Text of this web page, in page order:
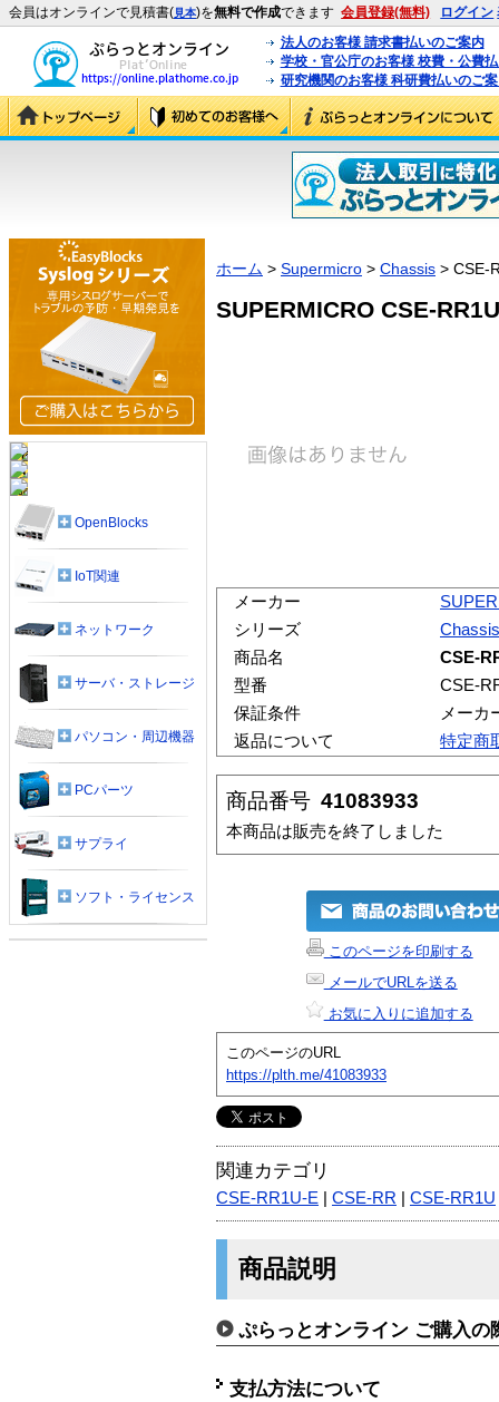
会員はオンラインで見積書(見本)を無料で作成できます 会員登録(無料) ログイン
法人のお客様 請求書払いのご案内
学校・官公庁のお客様 校費・公費
研究機関のお客様 科研費払いのご
ホーム > Supermicro > Chassis > CSE-
SUPERMICRO CSE-
メーカー
シリーズ
Chassis
商品名
CSE-
型番
CSE-
保証条件
メーカ
返品について
特定商
商品番号 41083933
本商品は販売を終了しました
このページを印刷する
メールでURLを送る
お気に入りに追加する
このページのURL
https://plth.me/41083933
関連カテゴリ
CSE-RR1U-E CSE-RR CSE-RR1U
商品説明
ぷらっとオンライン ご購入の
支払方法について
OpenBlocks
IoT関連
ネットワーク
サーバ・ストレージ
パソコン・周辺機器
PCパーツ
サプライ
ソフト・ライセンス